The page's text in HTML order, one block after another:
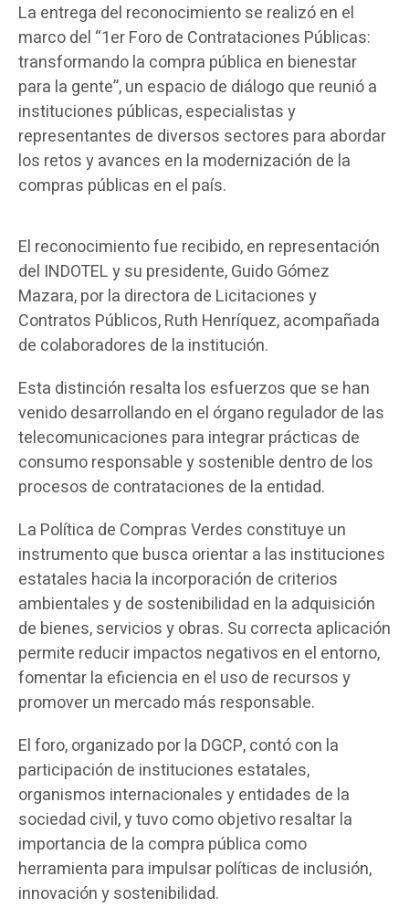
La entrega del reconocimiento se realizó en el
marco del “1er Foro de Contrataciones Públicas:
transformando la compra pública en bienestar
para la gente”, un espacio de diálogo que reunió a
instituciones públicas, especialistas y
representantes de diversos sectores para abordar
los retos y avances en la modernización de la
compras públicas en el país.
El reconocimiento fue recibido, en representación
del INDOTEL y su presidente, Guido Gómez
Mazara, por la directora de Licitaciones y
Contratos Públicos, Ruth Henríquez, acompañada
de colaboradores de la institución.
Esta distinción resalta los esfuerzos que se han
venido desarrollando en el órgano regulador de las
telecomunicaciones para integrar prácticas de
consumo responsable y sostenible dentro de los
procesos de contrataciones de la entidad.
La Política de Compras Verdes constituye un
instrumento que busca orientar a las instituciones
estatales hacia la incorporación de criterios
ambientales y de sostenibilidad en la adquisición
de bienes, servicios y obras. Su correcta aplicación
permite reducir impactos negativos en el entorno,
fomentar la eficiencia en el uso de recursos y
promover un mercado más responsable.
El foro, organizado por la DGCP, contó con la
participación de instituciones estatales,
organismos internacionales y entidades de la
sociedad civil, y tuvo como objetivo resaltar la
importancia de la compra pública como
herramienta para impulsar políticas de inclusión,
innovación y sostenibilidad.